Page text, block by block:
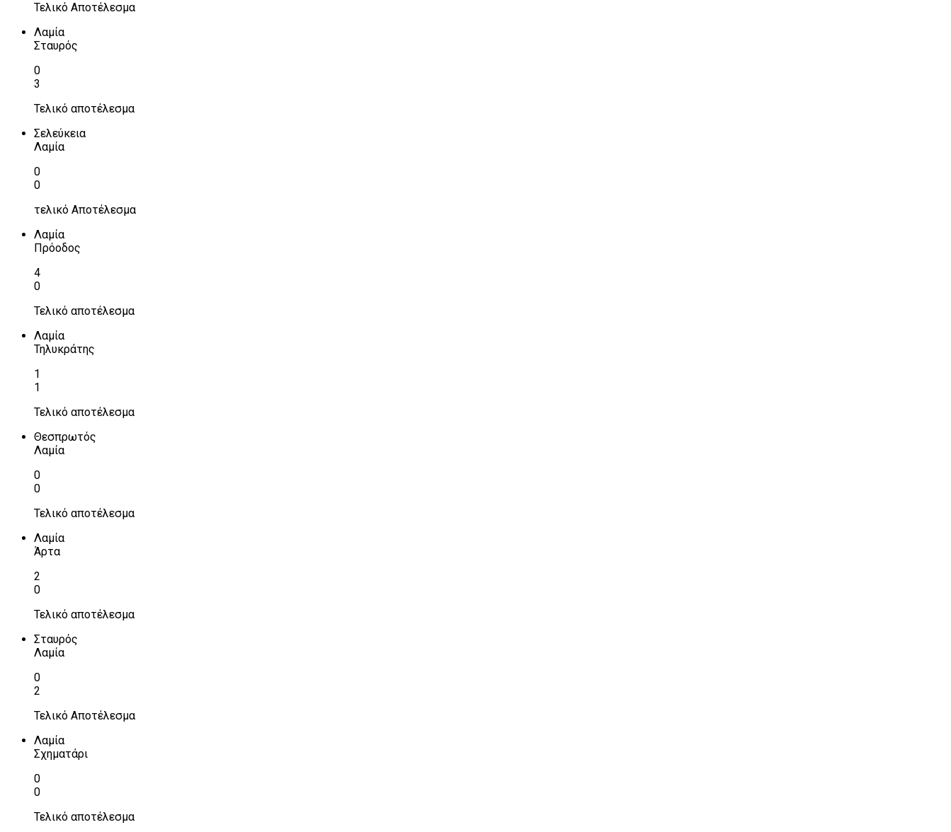
Τελικό Αποτέλεσμα
Λαμία
Σταυρός
0
3
Τελικό αποτέλεσμα
Σελεύκεια
Λαμία
0
0
τελικό Αποτέλεσμα
Λαμία
Πρόοδος
4
0
Τελικό αποτέλεσμα
Λαμία
Τηλυκράτης
1
1
Τελικό αποτέλεσμα
Θεσπρωτός
Λαμία
0
0
Τελικό αποτέλεσμα
Λαμία
Άρτα
2
0
Τελικό αποτέλεσμα
Σταυρός
Λαμία
0
2
Τελικό Αποτέλεσμα
Λαμία
Σχηματάρι
0
0
Τελικό αποτέλεσμα